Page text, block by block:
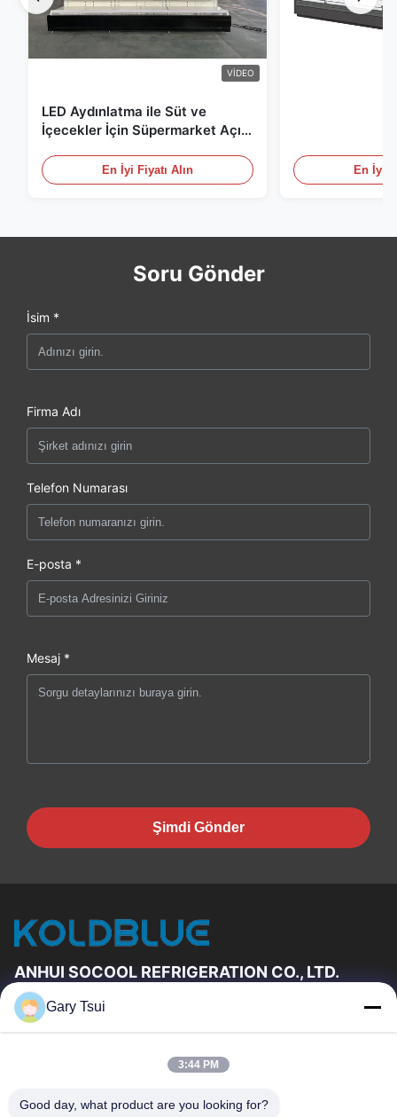
VIDEO
LED Aydınlatma ile Süt ve
İçecekler İçin Süpermarket Açık
En İyi Fiyatı Alın En İyi
Soru Gönder
İsim *
Firma Adı
Telefon Numarası
E-posta *
Mesaj *
Şimdi Gönder
ANHUI SOCOOL REFRIGERATION CO., LTD.
Hızlı Linkler
Hakkımızda
Fabrika Turu
Kalite Kontrol
Gary Tsui
3:44 PM
Good day, what product are you looking for?